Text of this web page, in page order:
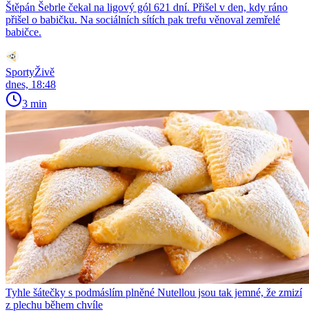
Štěpán Šebrle čekal na ligový gól 621 dní. Přišel v den, kdy ráno
přišel o babičku. Na sociálních sítích pak trefu věnoval zemřelé
babičce.
SportyŽivě
dnes, 18:48
3 min
Tyhle šátečky s podmáslím plněné Nutellou jsou tak jemné, že zmizí
z plechu během chvíle